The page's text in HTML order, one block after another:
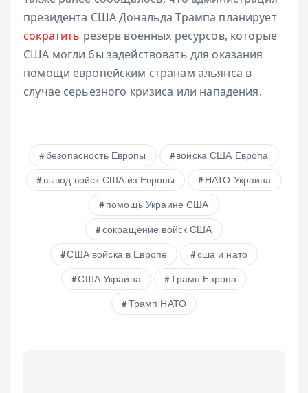
президента США Дональда Трампа планирует
сократить резерв военных ресурсов, которые
США могли бы задействовать для оказания
помощи европейским странам альянса в
случае серьезного кризиса или нападения.
безопасность Европы войска США Европа
вывод войск США из Европы НАТО Украина
помощь Украине США
сокращение войск США
США войска в Европе сша и нато
США Украина Трамп Европа
Трамп НАТО